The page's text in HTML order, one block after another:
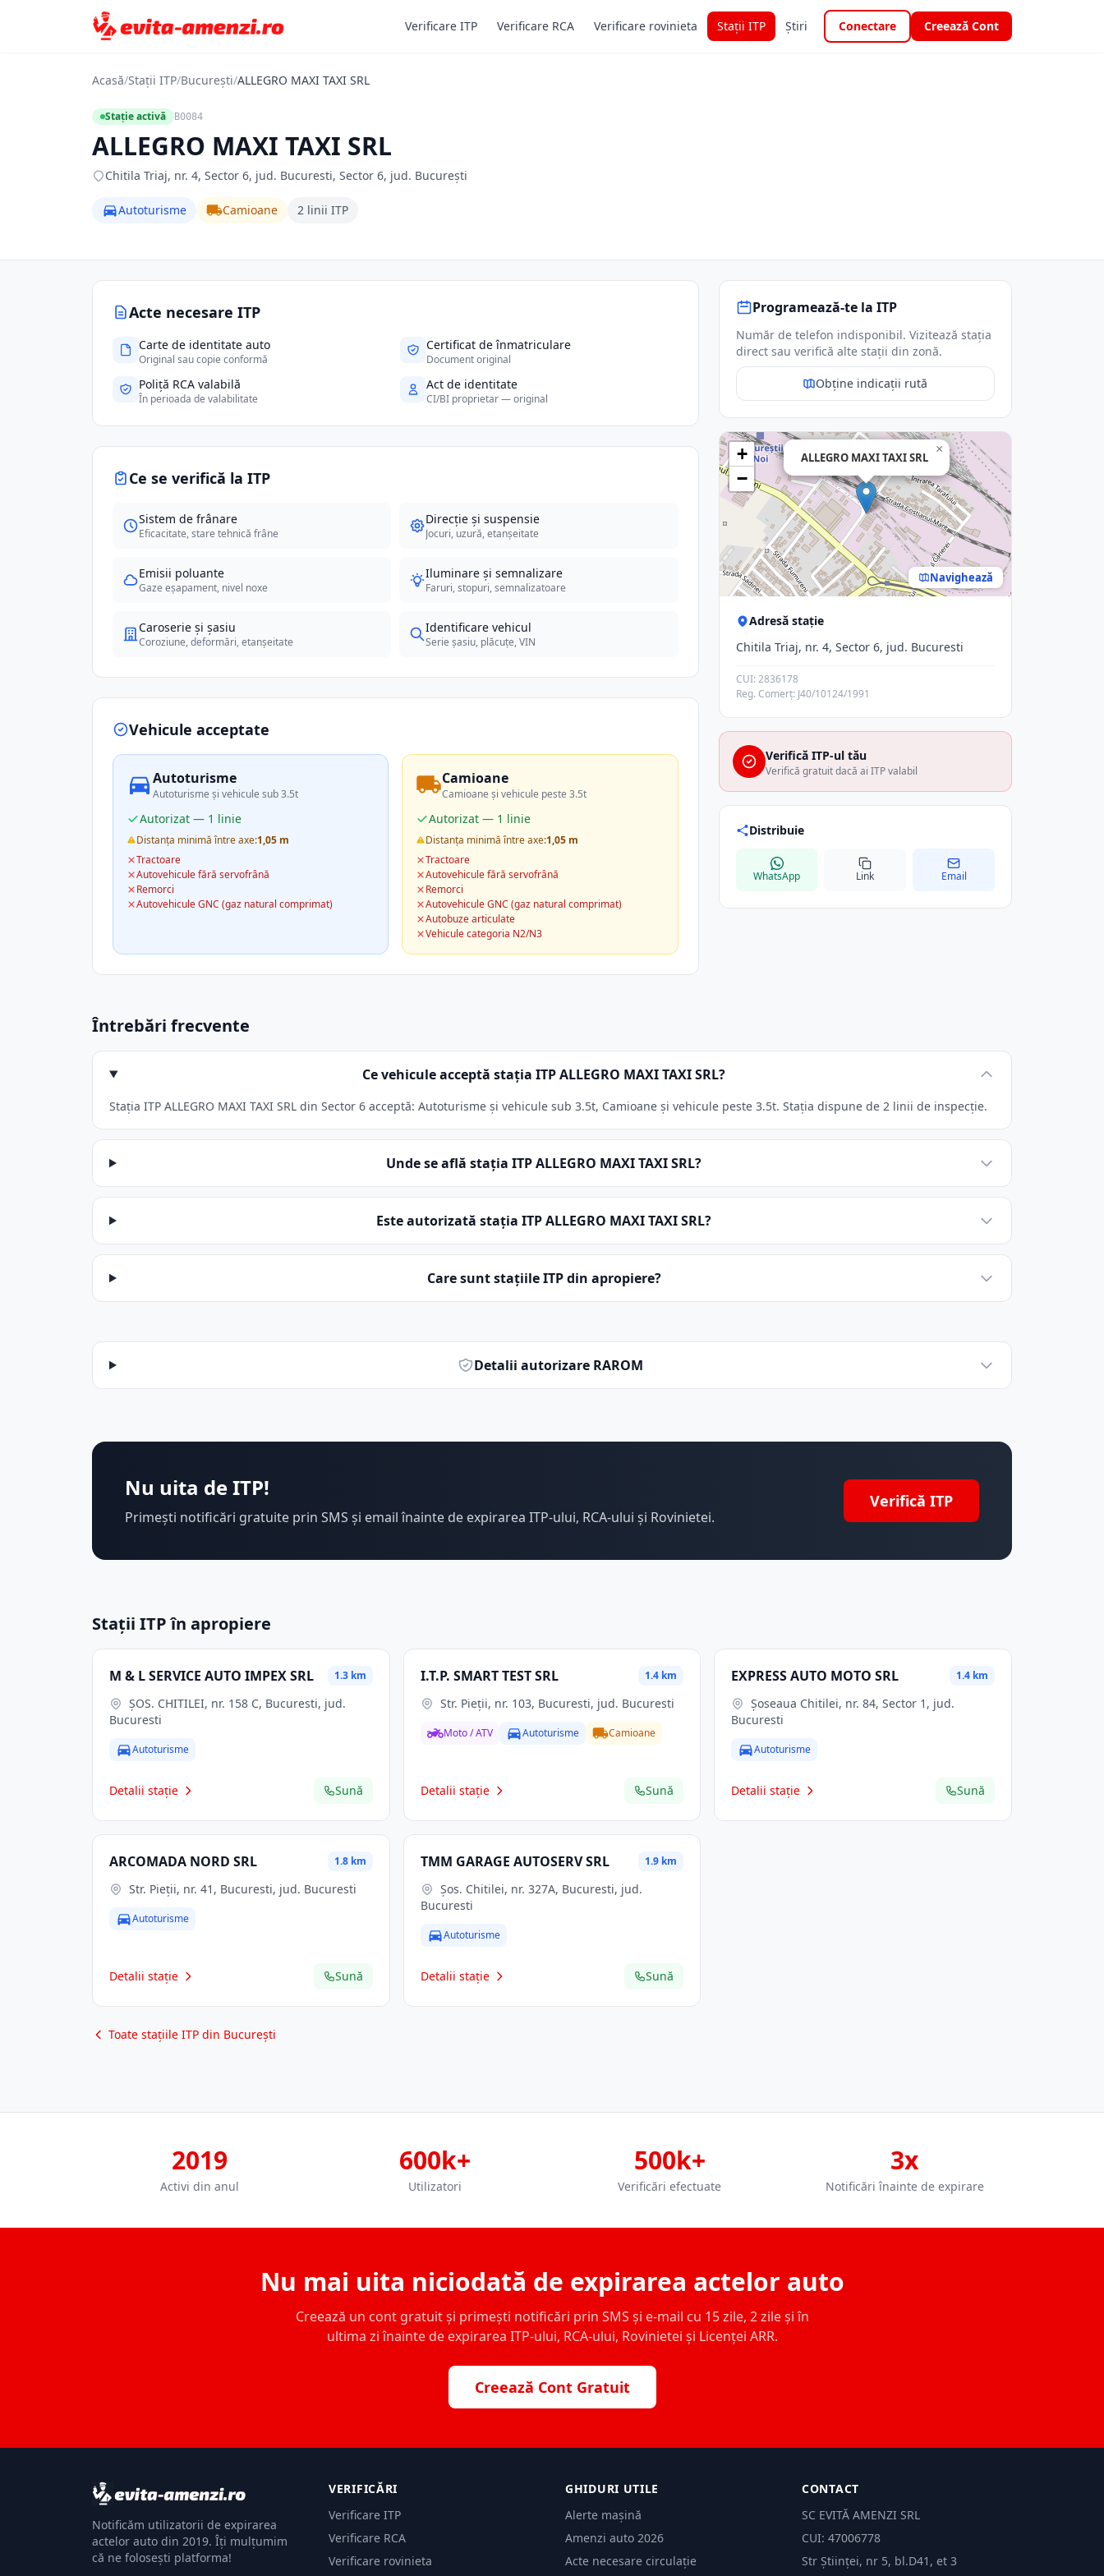
Verificare ITP Verificare RCA Verificare rovinieta Stații ITP Știri Conectare Creează Cont
Acasă/Stații ITP/București/ALLEGRO MAXI TAXI SRL
Stație activă B0084
ALLEGRO MAXI TAXI SRL
Chitila Triaj, nr. 4, Sector 6, jud. Bucuresti, Sector 6, jud. București
Autoturisme Camioane 2 linii ITP
Acte necesare ITP
Carte de identitate auto
Original sau copie conformă
Certificat de înmatriculare
Document original
Poliță RCA valabilă
În perioada de valabilitate
Act de identitate
CI/BI proprietar — original
Ce se verifică la ITP
Sistem de frânare
Eficacitate, stare tehnică frâne
Direcție și suspensie
Jocuri, uzură, etanșeitate
Emisii poluante
Gaze eșapament, nivel noxe
Iluminare și semnalizare
Faruri, stopuri, semnalizatoare
Caroserie și șasiu
Coroziune, deformări, etanșeitate
Identificare vehicul
Serie șasiu, plăcuțe, VIN
Vehicule acceptate
Autoturisme
Autoturisme și vehicule sub 3.5t
Autorizat — 1 linie
Distanța minimă între axe:1,05 m
Tractoare
Autovehicule fără servofrână
Remorci
Autovehicule GNC (gaz natural comprimat)
Camioane
Camioane și vehicule peste 3.5t
Autorizat — 1 linie
Distanța minimă între axe:1,05 m
Tractoare
Autovehicule fără servofrână
Remorci
Autovehicule GNC (gaz natural comprimat)
Autobuze articulate
Vehicule categoria N2/N3
Programează-te la ITP
Număr de telefon indisponibil. Vizitează stația
direct sau verifică alte stații din zonă.
Obține indicații rută
ALLEGRO MAXI TAXI SRL
×
+
−
Navighează
Adresă stație
Chitila Triaj, nr. 4, Sector 6, jud. Bucuresti
CUI: 2836178
Reg. Comerț: J40/10124/1991
Verifică ITP-ul tău
Verifică gratuit dacă ai ITP valabil
Distribuie
WhatsApp Link Email
Întrebări frecvente
Ce vehicule acceptă stația ITP ALLEGRO MAXI TAXI SRL?
Stația ITP ALLEGRO MAXI TAXI SRL din Sector 6 acceptă: Autoturisme și vehicule sub 3.5t, Camioane și vehicule peste 3.5t. Stația dispune de 2 linii de inspecție.
Unde se află stația ITP ALLEGRO MAXI TAXI SRL?
Este autorizată stația ITP ALLEGRO MAXI TAXI SRL?
Care sunt stațiile ITP din apropiere?
Detalii autorizare RAROM
Nu uita de ITP!
Primești notificări gratuite prin SMS și email înainte de expirarea ITP-ului, RCA-ului și Rovinietei.
Verifică ITP
Stații ITP în apropiere
M & L SERVICE AUTO IMPEX SRL 1.3 km
Bucuresti
Autoturisme
Detalii stație Sună
I.T.P. SMART TEST SRL 1.4 km
Str. Pieţii, nr. 103, Bucuresti, jud. Bucuresti
Moto / ATV Autoturisme Camioane
Detalii stație Sună
EXPRESS AUTO MOTO SRL 1.4 km
Șoseaua Chitilei, nr. 84, Sector 1, jud.
Bucuresti
Autoturisme
Detalii stație Sună
ARCOMADA NORD SRL 1.8 km
Str. Pieţii, nr. 41, Bucuresti, jud. Bucuresti
Autoturisme
Detalii stație Sună
TMM GARAGE AUTOSERV SRL 1.9 km
Bucuresti
Autoturisme
Detalii stație Sună
Toate stațiile ITP din București
2019
Activi din anul
600k+
Utilizatori
500k+
Verificări efectuate
3x
Notificări înainte de expirare
Nu mai uita niciodată de expirarea actelor auto
Creează un cont gratuit și primești notificări prin SMS și e-mail cu 15 zile, 2 zile și în
ultima zi înainte de expirarea ITP-ului, RCA-ului, Rovinietei și Licenței ARR.
Creează Cont Gratuit
Notificăm utilizatorii de expirarea
actelor auto din 2019. Îți mulțumim
că ne folosești platforma!
VERIFICĂRI
Verificare ITP
Verificare RCA
Verificare rovinieta
GHIDURI UTILE
Alerte mașină
Amenzi auto 2026
Acte necesare circulație
CONTACT
SC EVITĂ AMENZI SRL
CUI: 47006778
Str Științei, nr 5, bl.D41, et 3